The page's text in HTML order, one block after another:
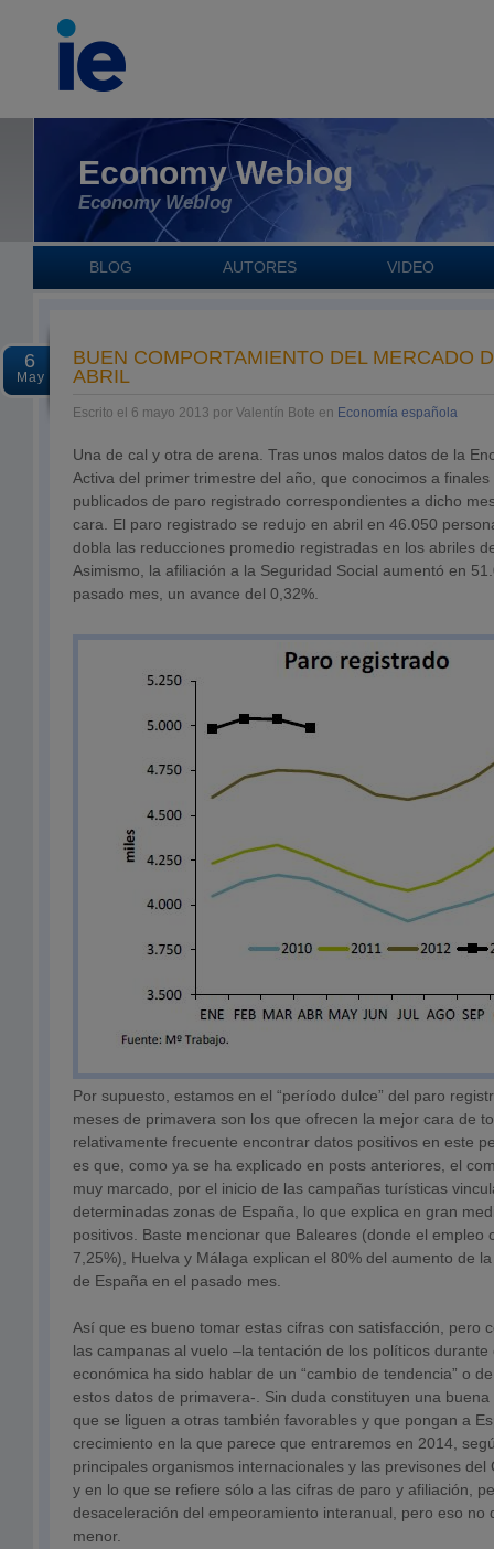
Economy Weblog
Economy Weblog
BLOG AUTORES VIDEO
6
May
BUEN COMPORTAMIENTO DEL MERCADO
ABRIL
Escrito el 6 mayo 2013 por Valentín Bote en Economía española
Una de cal y otra de arena. Tras unos malos datos de la
Activa del primer trimestre del año, que conocimos a
publicados de paro registrado correspondientes a dicho
cara. El paro registrado se redujo en abril en 46.050
dobla las reducciones promedio registradas en los abriles
Asimismo, la afiliación a la Seguridad Social aumentó en
pasado mes, un avance del 0,32%.
Por supuesto, estamos en el “período dulce” del paro
meses de primavera son los que ofrecen la mejor cara de
relativamente frecuente encontrar datos positivos en este
es que, como ya se ha explicado en posts anteriores, el
muy marcado, por el inicio de las campañas turísticas
determinadas zonas de España, lo que explica en gran
positivos. Baste mencionar que Baleares (donde el empleo
7,25%), Huelva y Málaga explican el 80% del aumento de
de España en el pasado mes.
Así que es bueno tomar estas cifras con satisfacción, pero
las campanas al vuelo –la tentación de los políticos durante
económica ha sido hablar de un “cambio de tendencia” o
estos datos de primavera-. Sin duda constituyen una
que se liguen a otras también favorables y que pongan a
crecimiento en la que parece que entraremos en 2014,
principales organismos internacionales y las previsones del
y en lo que se refiere sólo a las cifras de paro y afiliación,
desaceleración del empeoramiento interanual, pero eso no
menor.